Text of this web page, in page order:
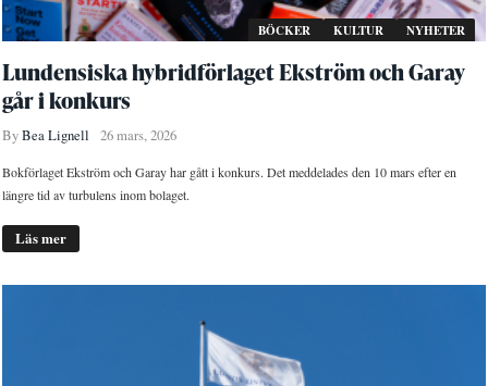
BÖCKER KULTUR NYHETER
Lundensiska hybridförlaget Ekström och Garay
går i konkurs
ByBea Lignell 26 mars, 2026
Bokförlaget Ekström och Garay har gått i konkurs. Det meddelades den 10 mars efter en
längre tid av turbulens inom bolaget.
Läs mer